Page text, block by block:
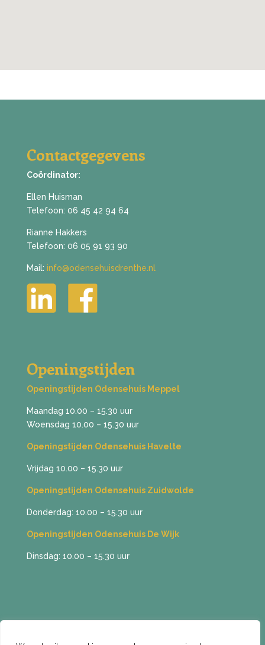
Contactgegevens
Coördinator:
Ellen Huisman
Telefoon: 06 45 42 94 64
Rianne Hakkers
Telefoon: 06 05 91 93 90
Mail: info@odensehuisdrenthe.nl
Openingstijden
Openingstijden Odensehuis Meppel
Maandag 10.00 – 15.30 uur
Woensdag 10.00 – 15.30 uur
Openingstijden Odensehuis Havelte
Vrijdag 10.00 – 15.30 uur
Openingstijden Odensehuis Zuidwolde
Donderdag: 10.00 – 15.30 uur
Openingstijden Odensehuis De Wijk
Dinsdag: 10.00 – 15.30 uur